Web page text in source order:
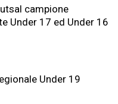
campione
Under 17 ed Under 16
Under 19